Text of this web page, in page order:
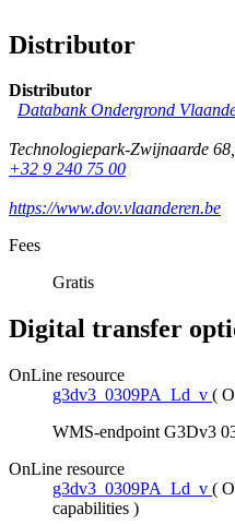
Distributor
Distributor
Databank Ondergrond
Technologiepark-Zwijnaarde 68,
+32 9 240 75 00
https://www.dov.vlaanderen.be
Fees
Gratis
Digital transfer
OnLine resource
g3dv3_0309PA_Ld_v (
WMS-endpoint G3Dv3
OnLine resource
g3dv3_0309PA_Ld_v (
capabilities )